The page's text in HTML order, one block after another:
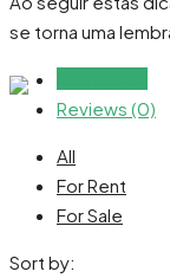
se torna uma
Reviews (0)
All
For Rent
For Sale
Sort by: